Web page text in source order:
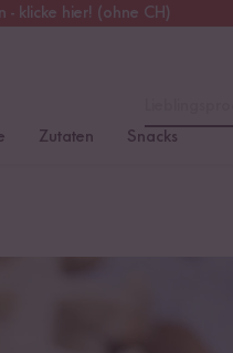
- klicke hier! (ohne CH)
Kostenloser Versand
Zutaten Snacks